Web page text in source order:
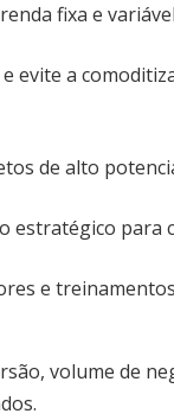
fixa e
evite a
de alto
estratégico para
e
volume de